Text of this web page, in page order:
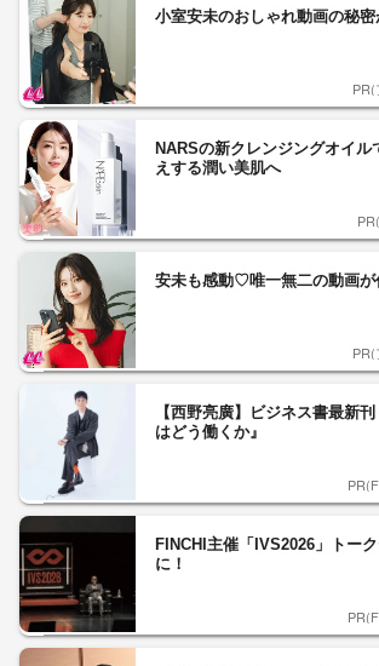
小室安未のおしゃれ動画の秘密
NARSの新クレンジングオイル
えする潤い美肌へ
安未も感動♡唯一無二の動画が
【西野亮廣】ビジネス書最新
はどう働くか』
FINCHI主催「IVS2026」トー
に！